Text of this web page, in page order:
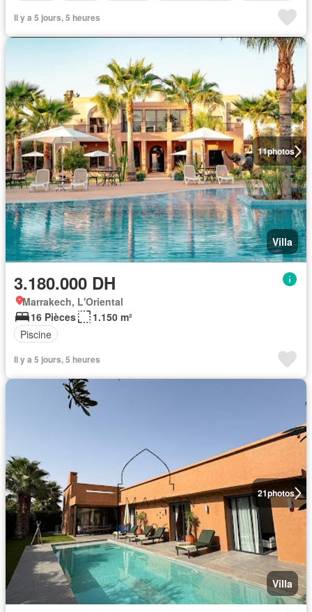
Il y a 5 jours, 5 heures
11photos
Villa
3.180.000 DH
Marrakech, L'Oriental
16 Pièces
1.150 m²
Piscine
Il y a 5 jours, 5 heures
21photos
Villa